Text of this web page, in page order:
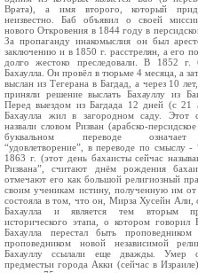
Врата), а имя второго, который
неизвестно. Баб объявил о своей миссии
нового Откровения в 1844 году в
За пропаганду инакомыслия он был
заключению и в 1850 г. расстрелян, а его
долго жестоко преследовали. В 1852 г.
Бахаулла. Он провёл в тюрьме 4 месяца, а
выслан из Тегерана в Багдад, а через 10
приняли решение выслать Бахауллу из
Перед выездом из Багдада 12 дней (с 21
Бахаулла жил в загородном саду. Этот
назвали словом Ризван (арабско-
буквальном переводе означает
“удовлетворение”, в переводе по смыслу -
1863 г. (этот день бахаисты сейчас
Ризвана”, считают днём рождения
отмечают его как большой религиозный
своим ученикам истину, полученную им от
состояла в том, что он, Мирза Хусейн Али,
Бахаулла и является тем вторым
исторического этапа, о котором
Бахаулла перестал быть
проповедником новой независимой
Бахауллу ссылали еще дважды.
предместьи города Акки (сейчас в